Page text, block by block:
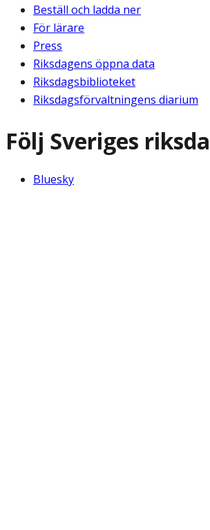
Beställ och ladda ner
För lärare
Press
Riksdagens öppna data
Riksdagsbiblioteket
Riksdagsförvaltningens diarium
Följ Sveriges
Bluesky